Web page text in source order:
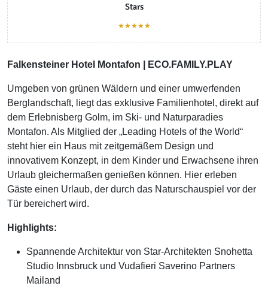
Stars
★★★★★
Falkensteiner Hotel Montafon | ECO.FAMILY.PLAY
Umgeben von grünen Wäldern und einer umwerfenden
Berglandschaft, liegt das exklusive Familienhotel, direkt auf
dem Erlebnisberg Golm, im Ski- und Naturparadies
Montafon. Als Mitglied der „Leading Hotels of the World“
steht hier ein Haus mit zeitgemäßem Design und
innovativem Konzept, in dem Kinder und Erwachsene ihren
Urlaub gleichermaßen genießen können. Hier erleben
Gäste einen Urlaub, der durch das Naturschauspiel vor der
Tür bereichert wird.
Highlights:
Spannende Architektur von Star-Architekten Snohetta
Studio Innsbruck und Vudafieri Saverino Partners
Mailand